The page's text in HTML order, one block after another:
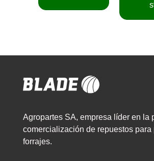
Agropartes SA, empresa líder en la
comercialización de repuestos para
forrajes.